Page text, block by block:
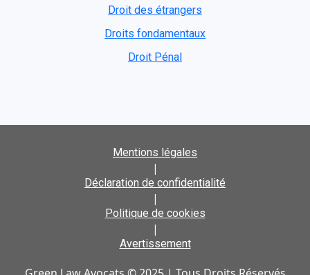
Droit des étrangers
Droits fondamentaux
Droit Pénal
Mentions légales
|
Déclaration de confidentialité
|
Politique de cookies
|
Avertissement